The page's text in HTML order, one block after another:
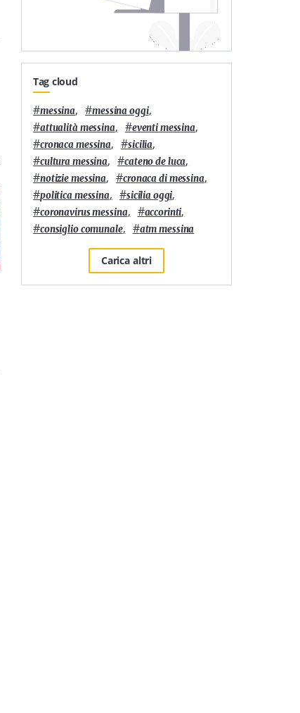
1' 3'
Tag cloud
#messina, #messina oggi,
#attualità messina, #eventi messina,
#cronaca messina, #sicilia,
#cultura messina, #cateno de luca,
#notizie messina, #cronaca di messina,
#politica messina, #sicilia oggi,
#coronavirus messina, #accorinti,
#consiglio comunale, #atm messina
Carica altri